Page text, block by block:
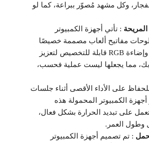
وكل مشهد مُصوّر ببراعة، كما لو
: تأتي أجهزة الكمبيوتر
لوحات مفاتيح ألعاب مصممة خصيصًا
توفر ردود فعل لمسية وإضاءة RGB قابلة للتخصيص لتعزيز
مما يجعلها ليست عملية فحسب،
على الأداء الأقصى أثناء جلسات
أجهزة الكمبيوتر المحمولة هذه
على تبديد الحرارة بشكل فعال،
وطول العمر.
: تم تصميم أجهزة الكمبيوتر